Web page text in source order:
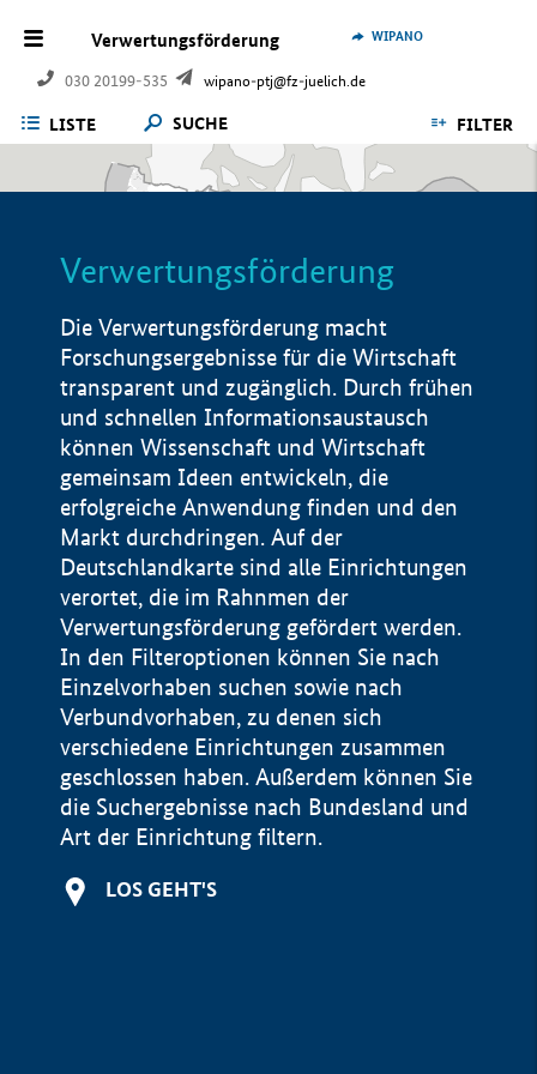
Verwertungsförderung
030 20199-535 wipano-ptj@fz-juelich.de
WIPANO
LISTE SUCHE FILTER
Verwertungsförderung
Die Verwertungsförderung macht
Forschungsergebnisse für die Wirtschaft
transparent und zugänglich. Durch frühen
und schnellen Informationsaustausch
können Wissenschaft und Wirtschaft
gemeinsam Ideen entwickeln, die
erfolgreiche Anwendung finden und den
Markt durchdringen. Auf der
Deutschlandkarte sind alle Einrichtungen
verortet, die im Rahnmen der
Verwertungsförderung gefördert werden.
In den Filteroptionen können Sie nach
Einzelvorhaben suchen sowie nach
Verbundvorhaben, zu denen sich
verschiedene Einrichtungen zusammen
geschlossen haben. Außerdem können Sie
die Suchergebnisse nach Bundesland und
Art der Einrichtung filtern.
LOS GEHT'S